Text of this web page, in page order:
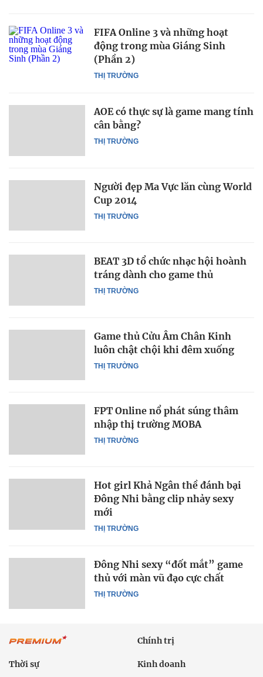
THỊ TRƯỜNG
FIFA Online 3 và những hoạt
động trong mùa Giáng Sinh
(Phần 2)
THỊ TRƯỜNG
AOE có thực sự là game mang tính
cân bằng?
THỊ TRƯỜNG
Người đẹp Ma Vực lăn cùng World
Cup 2014
THỊ TRƯỜNG
BEAT 3D tổ chức nhạc hội hoành
tráng dành cho game thủ
THỊ TRƯỜNG
Game thủ Cửu Âm Chân Kinh
luôn chật chội khi đêm xuống
THỊ TRƯỜNG
FPT Online nổ phát súng thâm
nhập thị trường MOBA
THỊ TRƯỜNG
Hot girl Khả Ngân thề đánh bại
Đông Nhi bằng clip nhảy sexy
mới
THỊ TRƯỜNG
Đông Nhi sexy “đốt mắt” game
thủ với màn vũ đạo cực chất
Chính trị
Thời sự Kinh doanh